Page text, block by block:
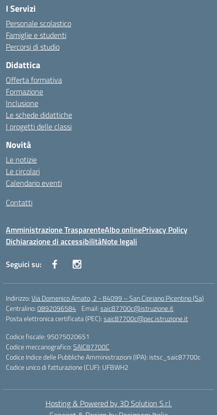
I Servizi
Personale scolastico
Famiglie e studenti
Percorsi di studio
Didattica
Offerta formativa
Formazione
Inclusione
Le schede didattiche
I progetti delle classi
Novità
Le notizie
Le circolari
Calendario eventi
Contatti
Amministrazione TrasparenteAlbo onlinePrivacy Policy
Dichiarazione di accessibilitàNote legali
Seguici su:
Indirizzo:Via Domenico Amato, 2 - 84099 – San Cipriano Picentino (Sa)
Centralino:0892096584 Email:saic87700c@istruzione.it
Posta elettronica certificata (PEC):saic87700c@pec.istruzione.it
Codice fiscale: 95075020651
Codice meccanografico:SAIC87700C
Codice Indice delle Pubbliche Amministrazioni (IPA): istsc_saic87700c
Codice unico di fatturazione (CUF): UFBWH2
Hosting & Powered by 3D Solution S.r.l.